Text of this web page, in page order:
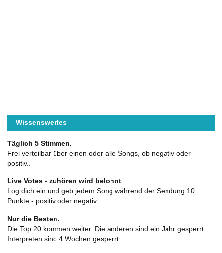
Wissenswertes
Täglich 5 Stimmen.
Frei verteilbar über einen oder alle Songs, ob negativ oder
positiv..
Live Votes - zuhören wird belohnt
Log dich ein und geb jedem Song während der Sendung 10
Punkte - positiv oder negativ
Nur die Besten.
Die Top 20 kommen weiter. Die anderen sind ein Jahr gesperrt.
Interpreten sind 4 Wochen gesperrt.